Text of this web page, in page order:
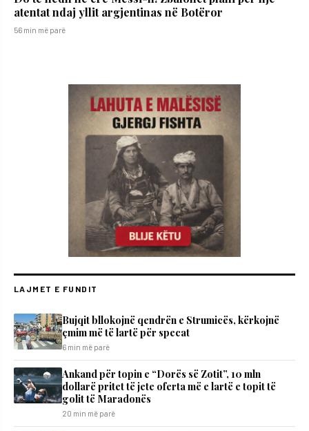
atentat ndaj yllit argjentinas në Botëror
56 min më parë
LAJMET E FUNDIT
Bujqit bllokojnë qendrën e Strumicës, kërkojnë
çmim më të lartë për specat
6 min më parë
Ankand për topin e “Dorës së Zotit”, 10 mln
dollarë pritet të jete oferta më e lartë e topit të
golit të Maradonës
20 min më parë